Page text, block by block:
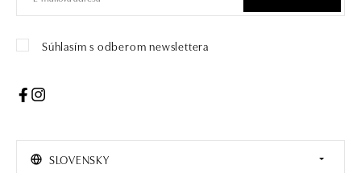
Súhlasím s odberom newslettera
SLOVENSKY